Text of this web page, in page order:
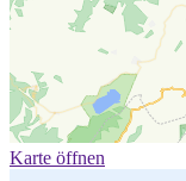
Karte öffnen